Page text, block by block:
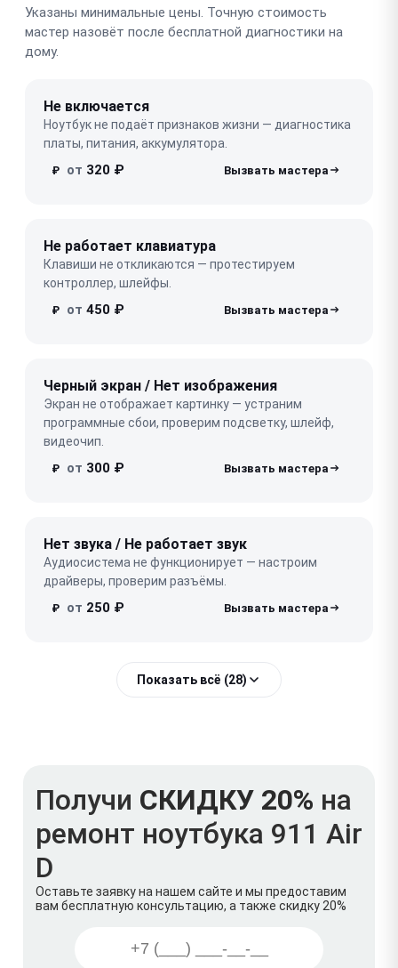
Указаны минимальные цены. Точную стоимость
мастер назовёт после бесплатной диагностики на
дому.
Не включается
Ноутбук не подаёт признаков жизни — диагностика
платы, питания, аккумулятора.
₽ от 320 ₽
Не работает клавиатура
Клавиши не откликаются — протестируем
контроллер, шлейфы.
₽ от 450 ₽
Черный экран / Нет изображения
Экран не отображает картинку — устраним
программные сбои, проверим подсветку, шлейф,
видеочип.
₽ от 300 ₽
Нет звука / Не работает звук
Аудиосистема не функционирует — настроим
драйверы, проверим разъёмы.
₽ от 250 ₽
Показать всё (28)
Получи СКИДКУ 20% на
ремонт ноутбука 911 Air
D
Оставьте заявку на нашем сайте и мы предоставим
вам бесплатную консультацию, а также скидку 20%